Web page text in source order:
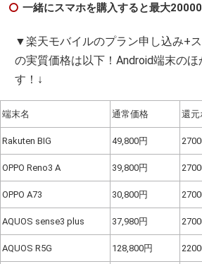
一緒にスマホを購入すると最大
▼楽天モバイルのプラン申し込み+
の実質価格は以下！Android端末の
す！↓
端末名 通常価格 還元
Rakuten BIG 49,800円
OPPO Reno3 A 39,800円
OPPO A73 30,800円
AQUOS sense3 plus 37,980円
AQUOS R5G 128,800円